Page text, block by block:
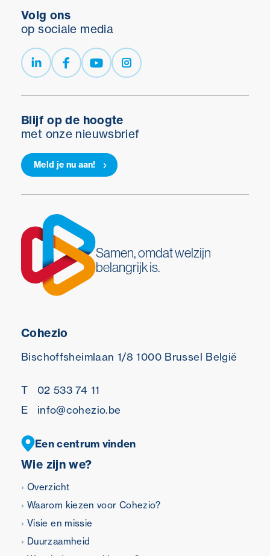
Blijf op de hoogte
met onze nieuwsbrief
Meld je nu aan!
Volg ons
op sociale media
Samen, omdat welzijn
belangrijk is.
Wie zijn we?
Overzicht
Waarom kiezen voor Cohezio?
Visie en missie
Duurzaamheid
Cohezio
Bischoffsheimlaan 1/8 1000 Brussel België
T
02 533 74 11
E
info@cohezio.be
Een centrum vinden